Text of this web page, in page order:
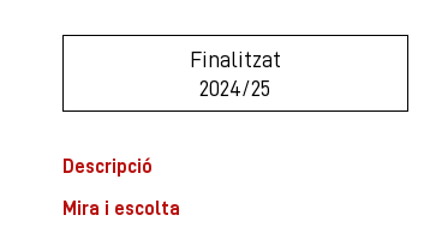
Finalitzat
2024/25
Descripció
Mira i escolta